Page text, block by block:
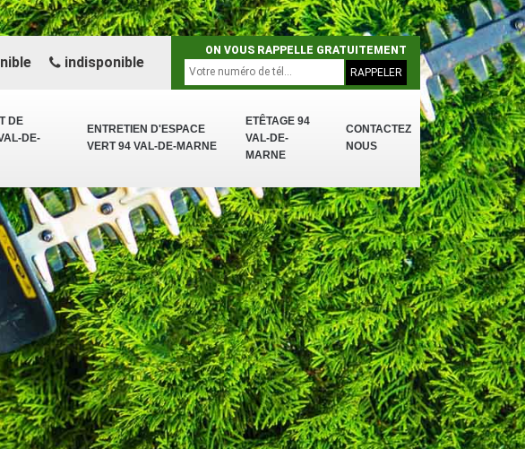
DE
DE-
ENTRETIEN D'ESPACE
VERT 94 VAL-DE-MARNE
ETÊTAGE 94
VAL-DE-
MARNE
CONTACTEZ
NOUS
indisponible
ON VOUS RAPPELLE GRATUITEMENT